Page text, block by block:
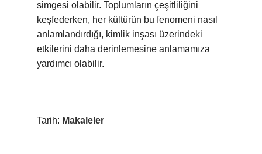
simgesi olabilir. Toplumların çeşitliliğini
keşfederken, her kültürün bu fenomeni nasıl
anlamlandırdığı, kimlik inşası üzerindeki
etkilerini daha derinlemesine anlamamıza
yardımcı olabilir.
Tarih: Makaleler